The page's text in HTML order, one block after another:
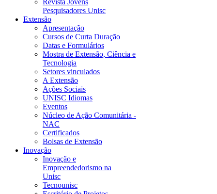
Revista Jovens
Pesquisadores Unisc
Extensão
Apresentação
Cursos de Curta Duração
Datas e Formulários
Mostra de Extensão, Ciência e
Tecnologia
Setores vinculados
A Extensão
Ações Sociais
UNISC Idiomas
Eventos
Núcleo de Ação Comunitária -
NAC
Certificados
Bolsas de Extensão
Inovação
Inovação e
Empreendedorismo na
Unisc
Tecnounisc